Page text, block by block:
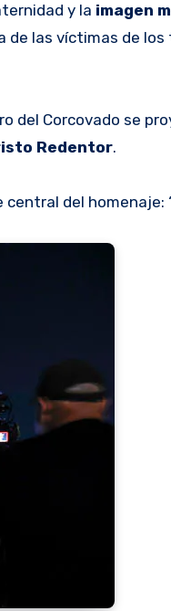
y la imagen
de las víctimas de
del Corcovado se
Redentor.
del homenaje: